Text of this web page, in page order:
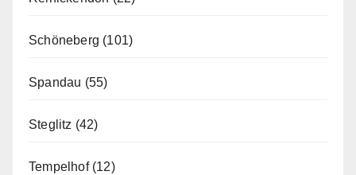
Schöneberg (101)
Spandau (55)
Steglitz (42)
Tempelhof(12)